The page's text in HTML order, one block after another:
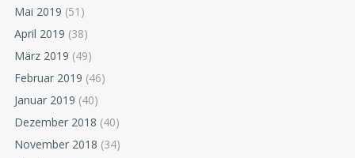
Mai 2019 (51)
April 2019 (38)
März 2019 (49)
Februar 2019 (46)
Januar 2019 (40)
Dezember 2018 (40)
November 2018 (34)